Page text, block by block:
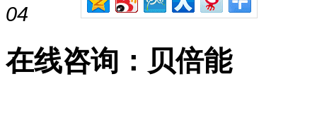
04
在线咨询：贝倍能